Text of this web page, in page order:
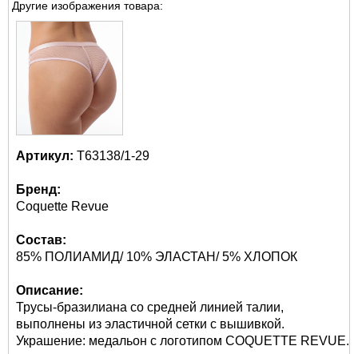
Другие изображения товара:
Артикул: Т63138/1-29
Бренд:
Coquette Revue
Состав:
85% ПОЛИАМИД/ 10% ЭЛАСТАН/ 5% ХЛОПОК
Описание:
Трусы-бразилиана со средней линией талии,
выполнены из эластичной сетки с вышивкой.
Украшение: медальон с логотипом COQUETTE REVUE.